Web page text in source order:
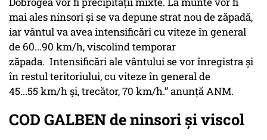
mai ales ninsori și se va depune strat nou de zăpadă,
iar vântul va avea intensificări cu viteze în general
de 60...90 km/h, viscolind temporar
zăpada. Intensificări ale vântului se vor înregistra și
în restul teritoriului, cu viteze în general de
45...55 km/h și, trecător, 70 km/h.” anunță ANM.
COD GALBEN de ninsori și viscol